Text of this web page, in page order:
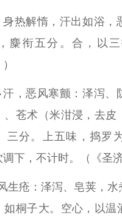
热解惰，汗出如浴，
麋衔五分。合，以三
汗，恶风寒颤：泽泻、
、苍术（米泔浸，去皮
三分。上五味，捣罗
调下，不计时。（《圣
生疮：泽泻、皂荚，水
如桐子大。空心，以温